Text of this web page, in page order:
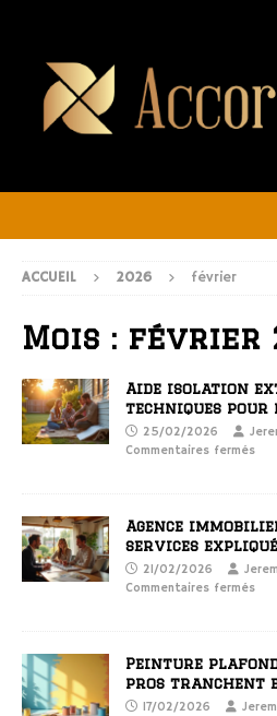
ACCUEIL 2026 février
Mois : février
Aide isolation
techniques
25/02/2026
Commentaires fermés
Agence
services
21/02/2026
Commentaires fermés
Peinture
pros tranchent
17/02/2026